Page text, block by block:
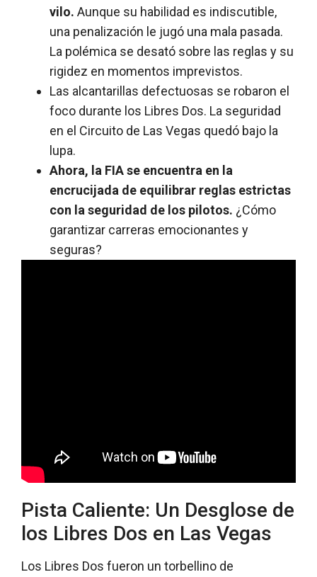
vilo. Aunque su habilidad es indiscutible,
una penalización le jugó una mala pasada.
La polémica se desató sobre las reglas y su
rigidez en momentos imprevistos.
Las alcantarillas defectuosas se robaron el
foco durante los Libres Dos. La seguridad
en el Circuito de Las Vegas quedó bajo la
lupa.
Ahora, la FIA se encuentra en la
encrucijada de equilibrar reglas estrictas
con la seguridad de los pilotos. ¿Cómo
garantizar carreras emocionantes y
seguras?
Pista Caliente: Un Desglose de
los Libres Dos en Las Vegas
Los Libres Dos fueron un torbellino de